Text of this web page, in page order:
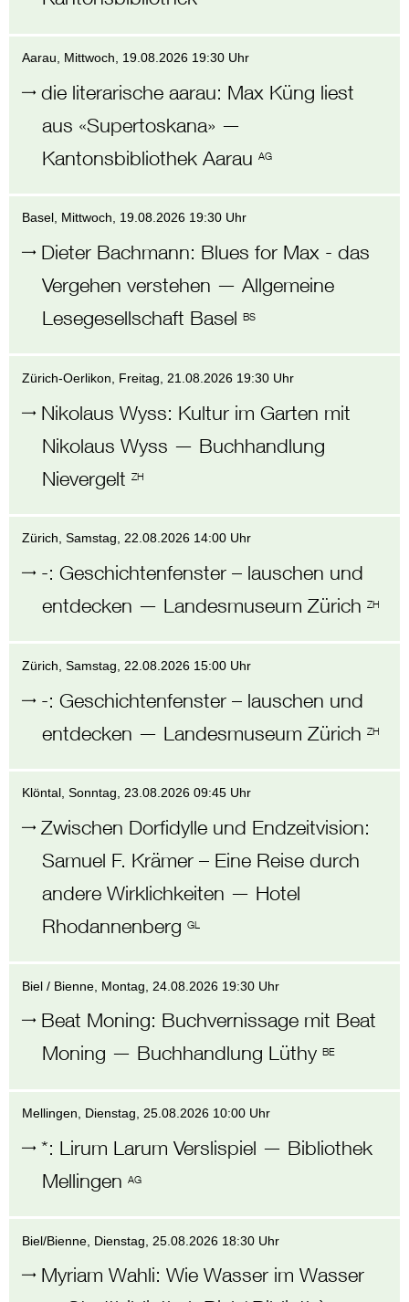
Aarau , Mittwoch, 19.08.2026 19:30 Uhr
die literarische aarau: Max Küng liest
aus «Supertoskana» —
Kantonsbibliothek Aarau AG
Basel, Mittwoch, 19.08.2026 19:30 Uhr
Dieter Bachmann: Blues for Max - das
Vergehen verstehen — Allgemeine
Lesegesellschaft Basel BS
Zürich-Oerlikon , Freitag, 21.08.2026 19:30 Uhr
Nikolaus Wyss: Kultur im Garten mit
Nikolaus Wyss — Buchhandlung
Nievergelt ZH
Zürich, Samstag,22.08.2026 14:00 Uhr
-:Geschichtenfenster – lauschen und
entdecken — Landesmuseum Zürich ZH
Zürich , Samstag, 22.08.2026 15:00 Uhr
-:Geschichtenfenster – lauschen und
entdecken — Landesmuseum Zürich ZH
Klöntal , Sonntag, 23.08.2026 09:45 Uhr
Zwischen Dorfidylle und Endzeitvision:
Samuel F. Krämer – Eine Reise durch
andere Wirklichkeiten — Hotel
Rhodannenberg GL
Biel / Bienne , Montag, 24.08.2026 19:30 Uhr
Beat Moning: Buchvernissage mit Beat
Moning — Buchhandlung Lüthy BE
Mellingen , Dienstag, 25.08.2026 10:00 Uhr
*: Lirum Larum Verslispiel — Bibliothek
Mellingen AG
Biel/Bienne , Dienstag, 25.08.2026 18:30 Uhr
Myriam Wahli:Wie Wasser im Wasser